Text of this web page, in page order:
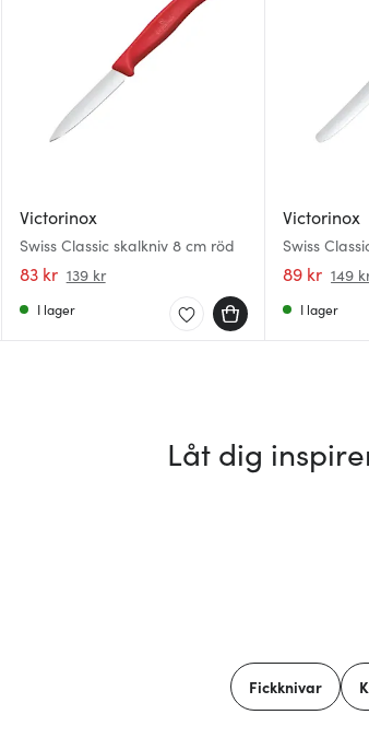
Victorinox
Swiss Classic skalkniv 8 cm röd
83 kr 139 kr
I lager
Victorinox
Swiss
bordskniv
89 kr 149
I lager
Låt dig
Fickknivar